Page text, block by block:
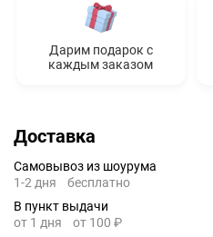
Дарим подарок с
каждым заказом
Доставка
Самовывоз из шоурума
1-2 дня
бесплатно
В пункт выдачи
от 1 дня
от 100 ₽